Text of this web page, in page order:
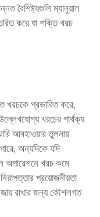
বৈশিষ্ট্যগুলি ম্যানুয়াল
করে যা শক্তি খরচ
খরচকে প্রভাবিত করে,
খরচের পার্থক্য
আবহাওয়ার তুলনায়
অন্যদিকে যদি
অপারেশনে খরচ কমে
প্রয়োজনীয়তা
রাখার জন্য কৌশলগত